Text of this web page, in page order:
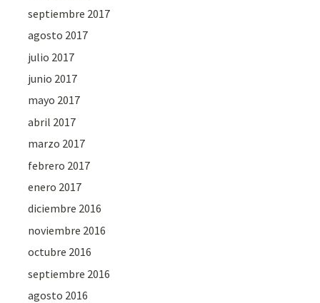
septiembre 2017
agosto 2017
julio 2017
junio 2017
mayo 2017
abril 2017
marzo 2017
febrero 2017
enero 2017
diciembre 2016
noviembre 2016
octubre 2016
septiembre 2016
agosto 2016